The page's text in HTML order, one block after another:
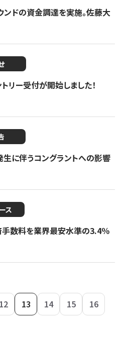
ンドの資金調達を実施。佐藤大
リー受付が開始しました！
生に伴うコングラントへの影響
ス
手数料を業界最安水準の3.4％
12 13 14 15 16